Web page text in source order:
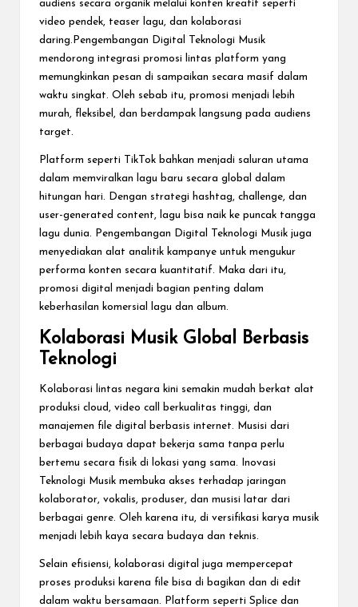
audiens secara organik melalui konten kreatif seperti
video pendek, teaser lagu, dan kolaborasi
daring.Pengembangan Digital Teknologi Musik
mendorong integrasi promosi lintas platform yang
memungkinkan pesan di sampaikan secara masif dalam
waktu singkat. Oleh sebab itu, promosi menjadi lebih
murah, fleksibel, dan berdampak langsung pada audiens
target.
Platform seperti TikTok bahkan menjadi saluran utama
dalam memviralkan lagu baru secara global dalam
hitungan hari. Dengan strategi hashtag, challenge, dan
user-generated content, lagu bisa naik ke puncak tangga
lagu dunia. Pengembangan Digital Teknologi Musik juga
menyediakan alat analitik kampanye untuk mengukur
performa konten secara kuantitatif. Maka dari itu,
promosi digital menjadi bagian penting dalam
keberhasilan komersial lagu dan album.
Kolaborasi Musik Global Berbasis
Teknologi
Kolaborasi lintas negara kini semakin mudah berkat alat
produksi cloud, video call berkualitas tinggi, dan
manajemen file digital berbasis internet. Musisi dari
berbagai budaya dapat bekerja sama tanpa perlu
bertemu secara fisik di lokasi yang sama. Inovasi
Teknologi Musik membuka akses terhadap jaringan
kolaborator, vokalis, produser, dan musisi latar dari
berbagai genre. Oleh karena itu, di versifikasi karya musik
menjadi lebih kaya secara budaya dan teknis.
Selain efisiensi, kolaborasi digital juga mempercepat
proses produksi karena file bisa di bagikan dan di edit
dalam waktu bersamaan. Platform seperti Splice dan